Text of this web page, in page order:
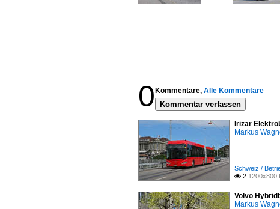
0 Kommentare, Alle Kommentare
Kommentar verfassen
Irizar
Markus
Schweiz /
 2 1200x800
Volvo
Markus